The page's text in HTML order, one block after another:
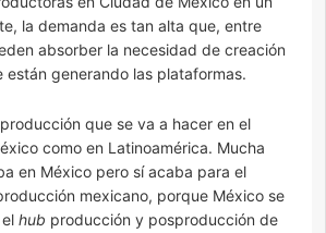
la demanda es tan alta que, entre
absorber la necesidad de creación
están generando las plataformas.
que se va a hacer en el
como en Latinoamérica. Mucha
en México pero sí acaba para el
mexicano, porque México se
hub producción y posproducción de